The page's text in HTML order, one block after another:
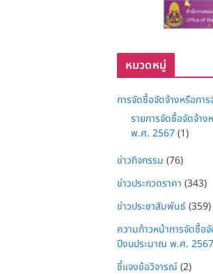
หมวดหมู่
การจัดซื้อจัดจ้างหรือกา
รายการจัดซื้อจัดจ้า
พ.ศ. 2567(1)
ข่าวกิจกรรม (76)
ข่าวประกวดราคา (343)
ข่าวประชาสัมพันธ์(359)
ความก้าวหน้าการจัดซื้อ
ปีงบประมาณ พ.ศ. 2567
ชี้แจงข้อวิจารณ์(2)